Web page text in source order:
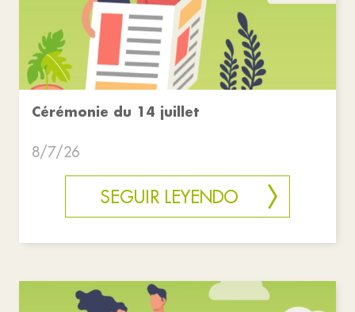
Cérémonie du 14 juillet
8/7/26
SEGUIR LEYENDO